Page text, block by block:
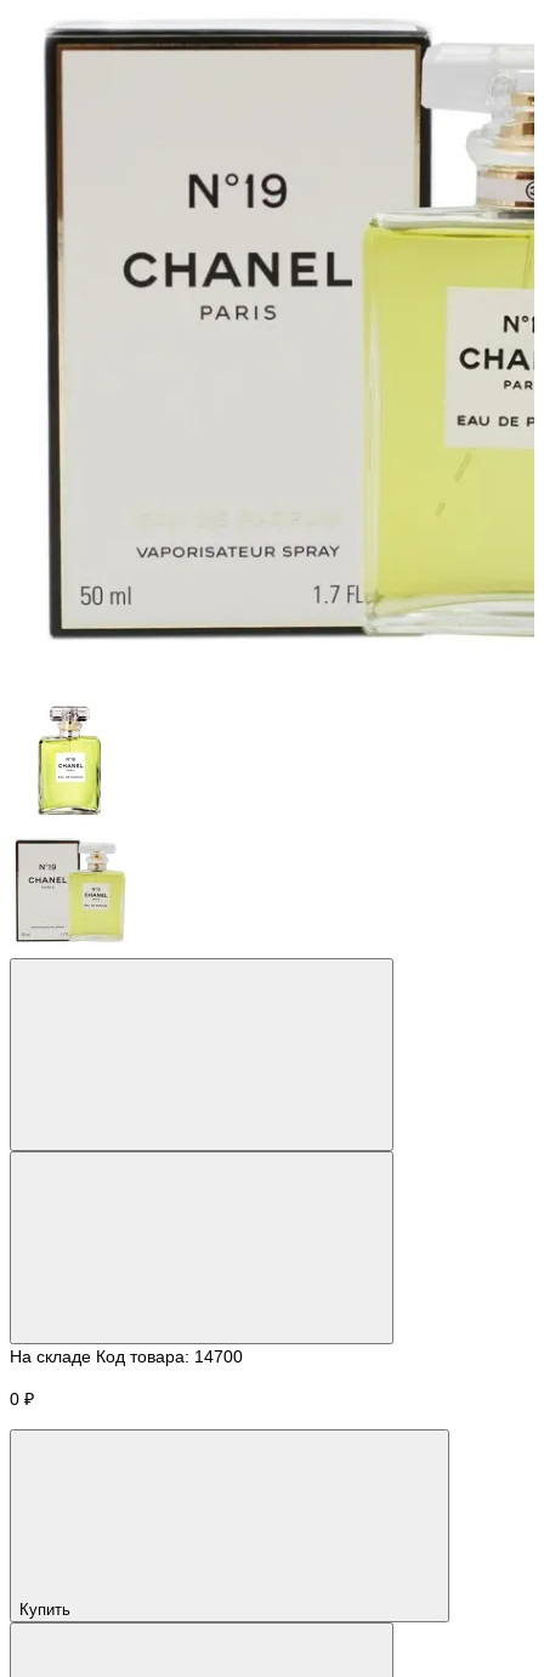
На складе Код товара: 14700
0 ₽
Купить